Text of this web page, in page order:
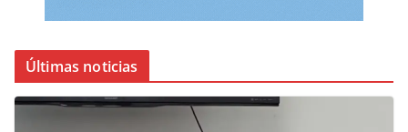
Últimas noticias